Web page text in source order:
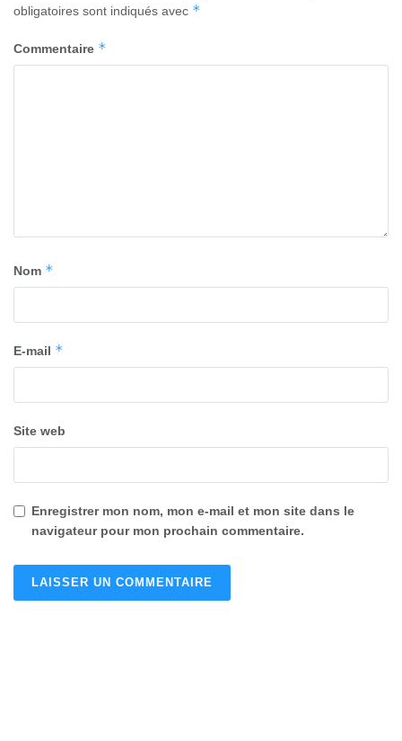
obligatoires sont indiqués avec *
Commentaire *
Nom *
E-mail *
Site web
Enregistrer mon nom, mon e-mail et mon site dans le
navigateur pour mon prochain commentaire.